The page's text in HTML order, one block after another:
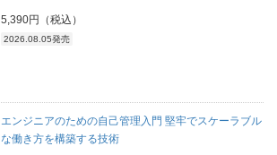
5,390円（税込）
2026.08.05発売
エンジニアのための自己管理入門 堅牢でスケーラブル
な働き方を構築する技術